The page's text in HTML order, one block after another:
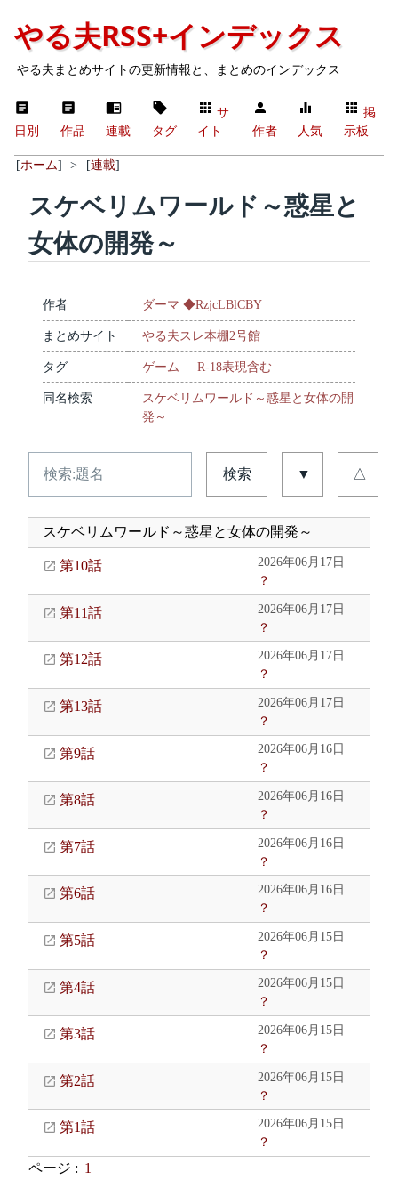
やる夫RSS+インデックス
やる夫まとめサイトの更新情報と、まとめのインデックス
日別 作品 連載 タグ
サ
イト
作者 人気
掲
示板
[ホーム] > [連載]
スケベリムワールド～惑星と
女体の開発～
作者 ダーマ ◆RzjcLBlCBY
まとめサイト やる夫スレ本棚2号館
タグ ゲーム R-18表現含む
同名検索
スケベリムワールド～惑星と女体の開
発～
検索 ▼ △
スケベリムワールド～惑星と女体の開発～
第10話
2026年06月17日
？
第11話
2026年06月17日
？
第12話
2026年06月17日
？
第13話
2026年06月17日
？
第9話
2026年06月16日
？
第8話
2026年06月16日
？
第7話
2026年06月16日
？
第6話
2026年06月16日
？
第5話
2026年06月15日
？
第4話
2026年06月15日
？
第3話
2026年06月15日
？
第2話
2026年06月15日
？
第1話
2026年06月15日
？
ページ : 1